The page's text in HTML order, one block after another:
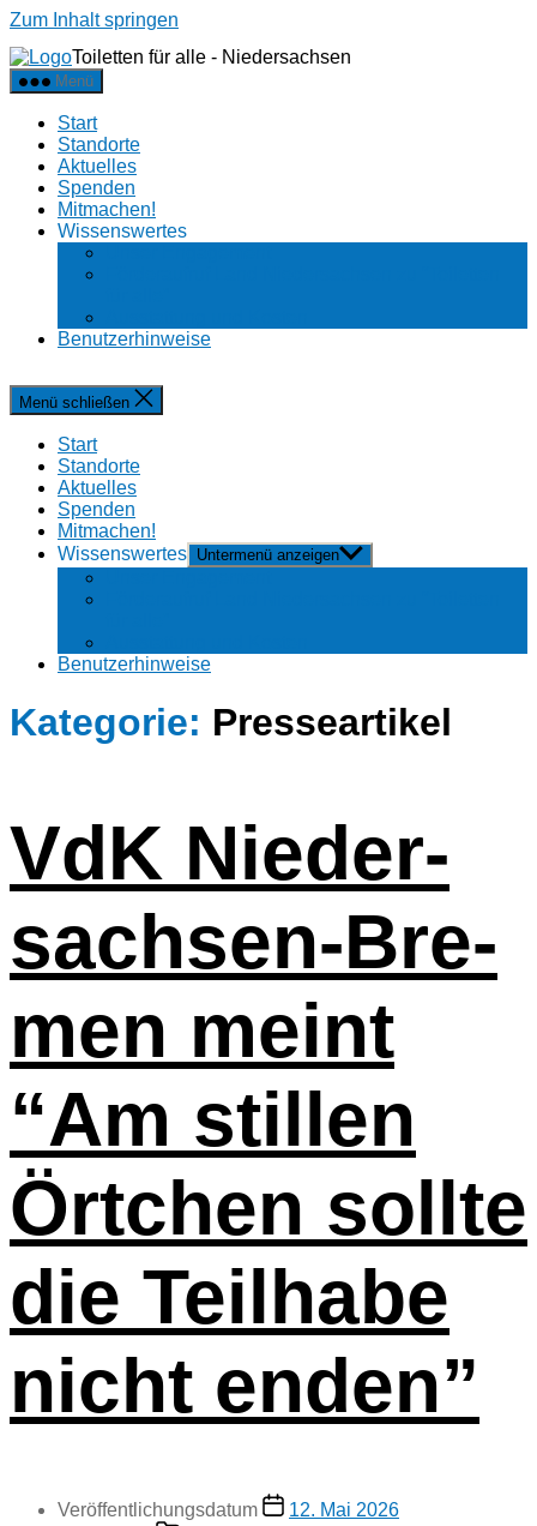
Zum Inhalt springen
Toiletten für alle - Niedersachsen
Menü
Start
Stand­or­te
Aktu­el­les
Spenden
Mit­ma­chen!
Wis­sens­wer­tes
Benut­zer­hin­wei­se
Menü schließen
Start
Stand­or­te
Aktu­el­les
Spenden
Mit­ma­chen!
Wis­sens­wer­tes Untermenü anzeigen
Benut­zer­hin­wei­se
Kategorie: Presseartikel
VdK Nieder­
sachsen-Bre­
men meint
“Am stil­len
Ört­chen soll­te
die Teil­ha­be
nicht enden”
Veröffentlichungsdatum
12. Mai 2026